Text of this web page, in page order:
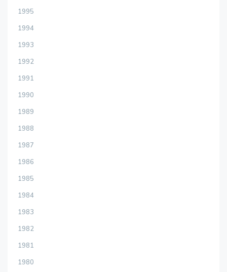
1995
1994
1993
1992
1991
1990
1989
1988
1987
1986
1985
1984
1983
1982
1981
1980